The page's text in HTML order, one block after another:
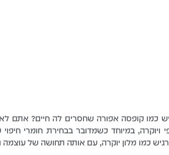
כמו קופסה אפורה שחסרים לה חיים? אתם
במיוחד כשמדובר בבחירת חומרי חיפוי
כמו מלון יוקרה, עם אותה תחושה של עוצמה